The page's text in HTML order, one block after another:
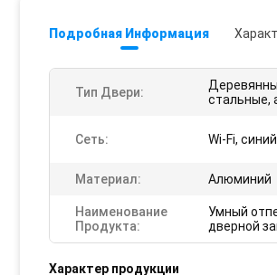
Подробная Информация
Тип Двери:
стальные,
Сеть: Wi-Fi,
Материал: Алюминий
Наименование
Продукта:
Умный
дверной
Характер продукции